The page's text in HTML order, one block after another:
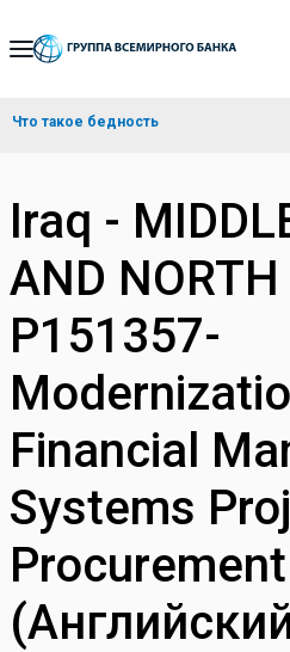
Skip
Navigation
Что такое бедность
Iraq -
AND
P151357-
Financial
Systems